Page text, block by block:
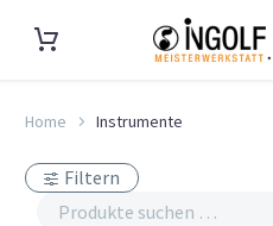
Home Instrumente
Filtern